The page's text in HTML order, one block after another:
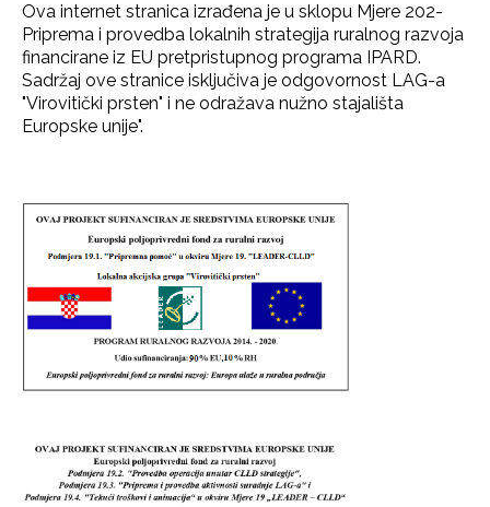
Ova internet stranica izrađena je u sklopu Mjere 202-
Priprema i provedba lokalnih strategija ruralnog razvoja
financirane iz EU pretpristupnog programa IPARD.
Sadržaj ove stranice isključiva je odgovornost LAG-a
"Virovitički prsten" i ne odražava nužno stajališta
Europske unije".